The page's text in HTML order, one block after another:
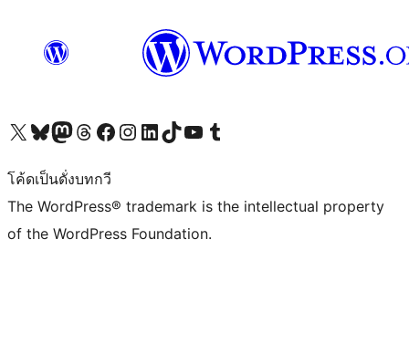
Visit our X (formerly Twitter) account
Visit our Bluesky account
Visit our Mastodon account
Visit our Threads account
Visit our Facebook page
Visit our Instagram account
Visit our LinkedIn account
Visit our TikTok account
Visit our YouTube channel
Visit our Tumblr account
โค้ดเป็นดั่งบทกวี
The WordPress® trademark is the intellectual property
of the WordPress Foundation.